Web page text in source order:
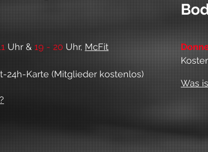
Uhr & 19 - 20 Uhr, McFit
24h-Karte (Mitglieder kostenlos)
Was